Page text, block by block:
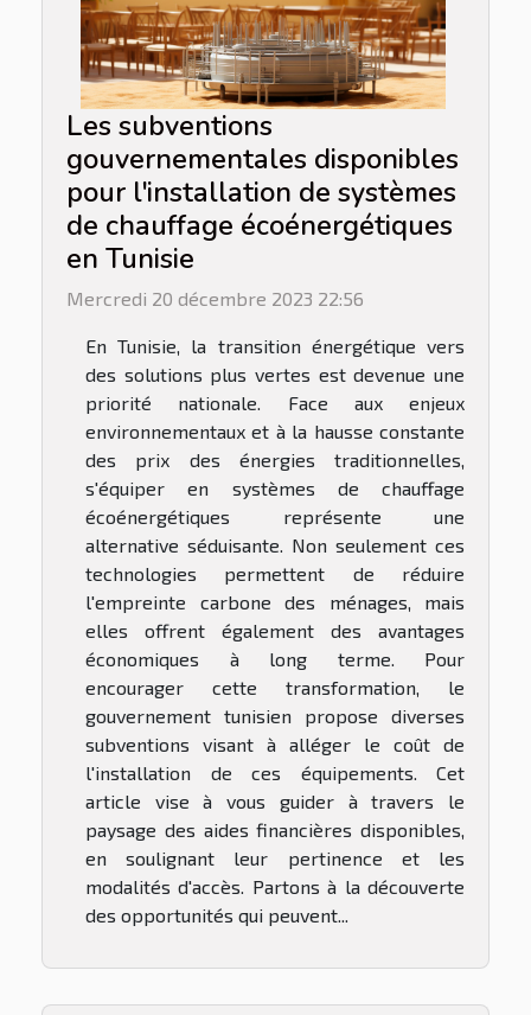
Les subventions
gouvernementales disponibles
pour l'installation de systèmes
de chauffage écoénergétiques
en Tunisie
Mercredi 20 décembre 2023 22:56
En Tunisie, la transition énergétique vers
des solutions plus vertes est devenue une
priorité nationale. Face aux enjeux
environnementaux et à la hausse constante
des prix des énergies traditionnelles,
s'équiper en systèmes de chauffage
écoénergétiques représente une
alternative séduisante. Non seulement ces
technologies permettent de réduire
l'empreinte carbone des ménages, mais
elles offrent également des avantages
économiques à long terme. Pour
encourager cette transformation, le
gouvernement tunisien propose diverses
subventions visant à alléger le coût de
l'installation de ces équipements. Cet
article vise à vous guider à travers le
paysage des aides financières disponibles,
en soulignant leur pertinence et les
modalités d'accès. Partons à la découverte
des opportunités qui peuvent...